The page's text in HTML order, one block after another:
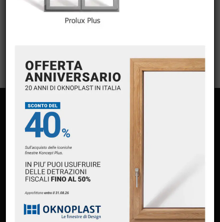
Feed dei contenuti
Premium Partner Oknoplast
Finanziamento Oknoplast